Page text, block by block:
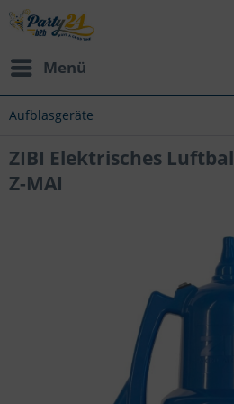
Menü
Aufblasgeräte
ZIBI Elektrisches
Z-MAI